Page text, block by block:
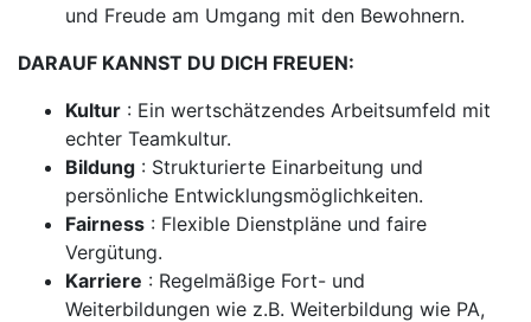
und Freude am Umgang mit den Bewohnern.
DARAUF KANNST DU DICH FREUEN:
Kultur : Ein wertschätzendes Arbeitsumfeld mit
echter Teamkultur.
Bildung : Strukturierte Einarbeitung und
persönliche Entwicklungsmöglichkeiten.
Fairness : Flexible Dienstpläne und faire
Vergütung.
Karriere : Regelmäßige Fort- und
Weiterbildungen wie z.B. Weiterbildung wie PA,